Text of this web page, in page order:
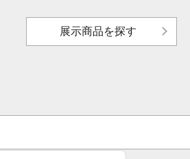
展示商品を探す